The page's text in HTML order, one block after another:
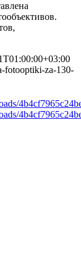
fotooptiki-za-130-